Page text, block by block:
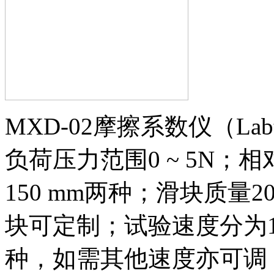
MXD-02摩擦系数仪（
负荷压力范围0 ~ 5N；相
150 mm两种；滑块质量
块可定制；试验速度分为
种，如需其他速度亦可